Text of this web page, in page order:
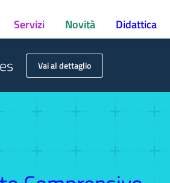
Servizi Novità Didattica
Vai al dettaglio